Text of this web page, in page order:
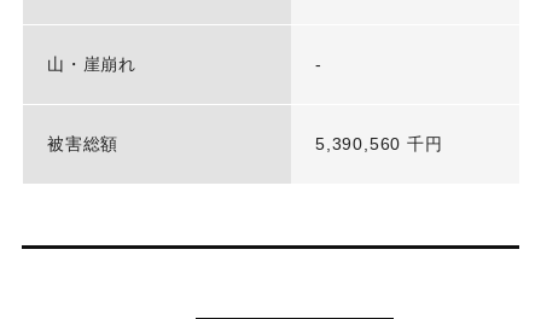
山・崖崩れ -
被害総額 5,390,560 千円